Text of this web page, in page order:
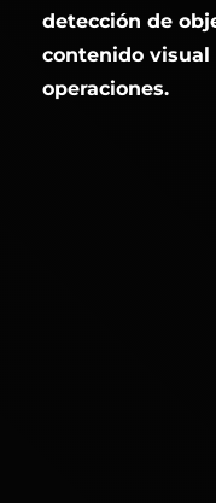
detección de
contenido
operaciones.